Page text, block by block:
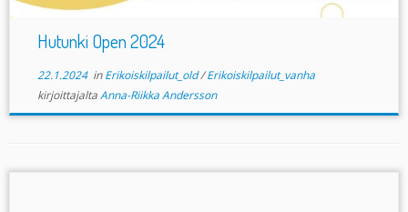
Hutunki Open 2024
22.1.2024inErikoiskilpailut_old/Erikoiskilpailut_vanha
kirjoittajaltaAnna-Riikka Andersson